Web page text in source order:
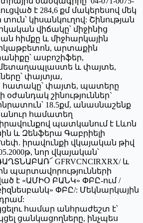
է 284,6 քմ մակերեսով մեկ
կիսանկուղով: Շինության
վիճակը՝ միջինից
հիմքը և միջհարկային
արտաքին
ասբոշիֆեր,
և փայտե,
փայտյա,
փայտե, պատերը
օժանդակ շինություններ`
18.5քմ, անասնաշենք
համատեղ
պատկանում է Լևոն
և Զենֆերա Գաբրիելի
իրավունքի վկայական թիվ
նոր վկայական՝
ԳԱՂՏՆԱԲԱՌ՜ GFRVCNCIRXRX/ և
պարտավորությունների
է «ԱՄԻՕ ԲԱՆԿ» ՓԲԸ-ում /
ՓԲԸ/: Մեկնարկային
դրամ:
համար անհրաժեշտ է՝
ցանկացողները, ինչպես